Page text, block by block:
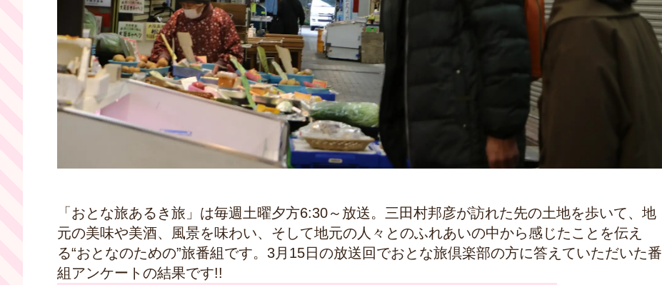
「おとな旅あるき旅」は毎週土曜夕方6:30～放送。三田村邦彦が訪れた先の土地を歩いて、地
元の美味や美酒、風景を味わい、そして地元の人々とのふれあいの中から感じたことを伝え
る“おとなのための”旅番組です。3月15日の放送回でおとな旅倶楽部の方に答えていただいた番
組アンケートの結果です!!